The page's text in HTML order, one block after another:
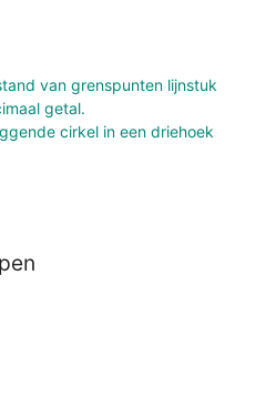
van grenspunten lijnstuk
getal.
cirkel in een driehoek